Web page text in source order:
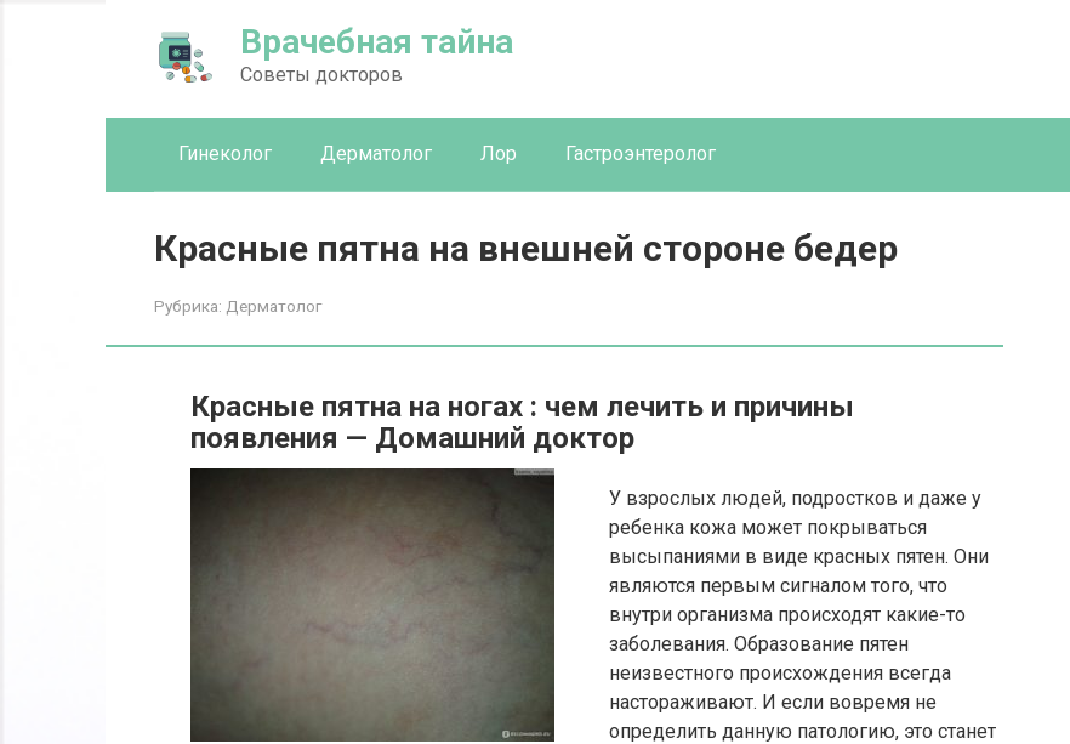
Врачебная тайна
Советы докторов
Гинеколог Дерматолог Лор Гастроэнтеролог
Красные пятна на внешней стороне бедер
Рубрика: Дерматолог
Красные пятна на ногах : чем лечить и причины
появления — Домашний доктор
У взрослых людей, подростков и даже у
ребенка кожа может покрываться
высыпаниями в виде красных пятен. Они
являются первым сигналом того, что
внутри организма происходят какие-то
заболевания. Образование пятен
неизвестного происхождения всегда
настораживают. И если вовремя не
определить данную патологию, это станет